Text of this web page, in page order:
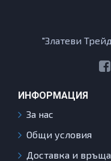
"Златеви
ИНФОРМАЦИЯ
За нас
Общи условия
Доставка и